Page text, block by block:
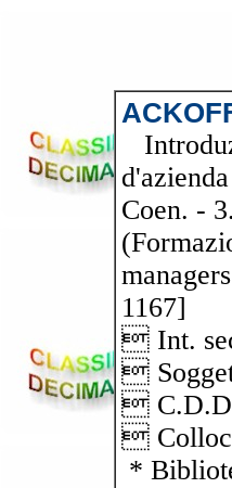
Coen. -
1167]
 Int.



*